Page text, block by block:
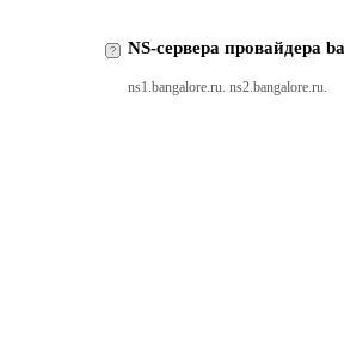
NS-сервера провайдера
ns1.bangalore.ru. ns2.bangalore.ru.